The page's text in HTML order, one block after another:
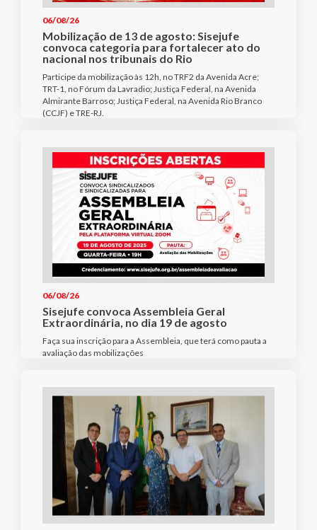
06/08/26
Mobilização de 13 de agosto: Sisejufe
convoca categoria para fortalecer ato do
nacional nos tribunais do Rio
Participe da mobilização às 12h, no TRF2 da Avenida Acre;
TRT-1, no Fórum da Lavradio; Justiça Federal, na Avenida
Almirante Barroso; Justiça Federal, na Avenida Rio Branco
(CCJF) e TRE-RJ.
06/08/26
Sisejufe convoca Assembleia Geral
Extraordinária, no dia 19 de agosto
Faça sua inscrição para a Assembleia, que terá como pauta a
avaliação das mobilizações